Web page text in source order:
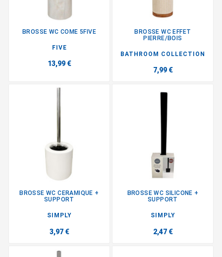
BROSSE WC COME 5FIVE
FIVE
13,99 €
BROSSE WC EFFET
PIERRE/BOIS
BATHROOM COLLECTION
7,99 €
BROSSE WC CERAMIQUE +
SUPPORT
SIMPLY
3,97 €
BROSSE WC SILICONE +
SUPPORT
SIMPLY
2,47 €